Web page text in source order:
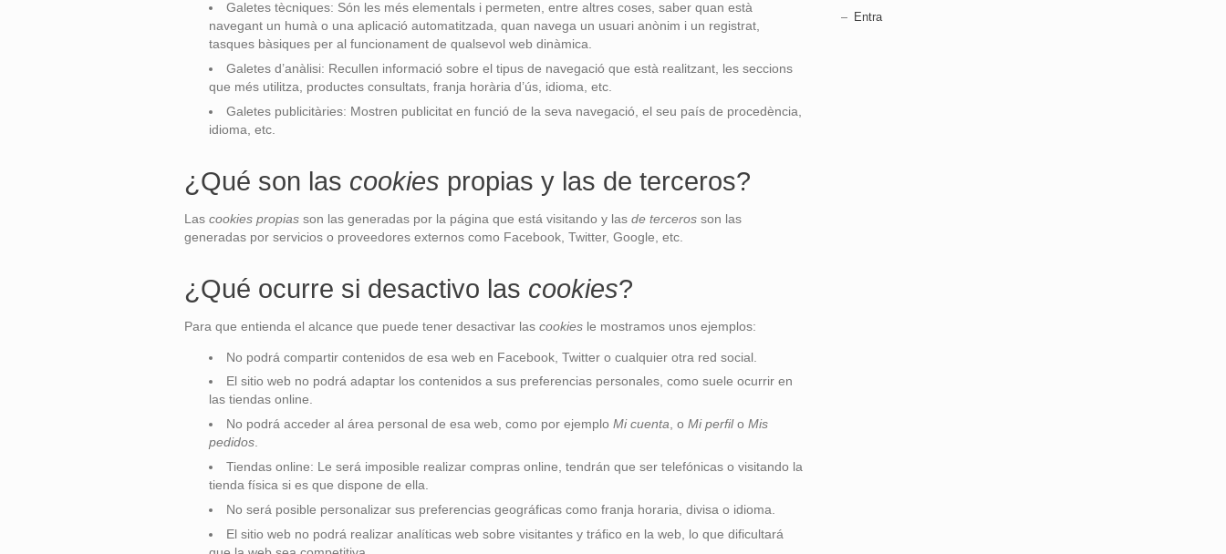
Galetes tècniques: Són les més elementals i permeten, entre altres coses, saber quan està
navegant un humà o una aplicació automatitzada, quan navega un usuari anònim i un registrat,
tasques bàsiques per al funcionament de qualsevol web dinàmica.
Galetes d’anàlisi: Recullen informació sobre el tipus de navegació que està realitzant, les seccions
que més utilitza, productes consultats, franja horària d’ús, idioma, etc.
Galetes publicitàries: Mostren publicitat en funció de la seva navegació, el seu país de procedència,
idioma, etc.
¿Qué son las cookies propias y las de terceros?
Las cookies propias son las generadas por la página que está visitando y las de terceros son las
generadas por servicios o proveedores externos como Facebook, Twitter, Google, etc.
¿Qué ocurre si desactivo las cookies?
Para que entienda el alcance que puede tener desactivar las cookies le mostramos unos ejemplos:
No podrá compartir contenidos de esa web en Facebook, Twitter o cualquier otra red social.
El sitio web no podrá adaptar los contenidos a sus preferencias personales, como suele ocurrir en
las tiendas online.
No podrá acceder al área personal de esa web, como por ejemplo Mi cuenta, o Mi perfilo Mis
pedidos.
Tiendas online: Le será imposible realizar compras online, tendrán que ser telefónicas o visitando la
tienda física si es que dispone de ella.
No será posible personalizar sus preferencias geográficas como franja horaria, divisa o idioma.
El sitio web no podrá realizar analíticas web sobre visitantes y tráfico en la web, lo que dificultará
Entra